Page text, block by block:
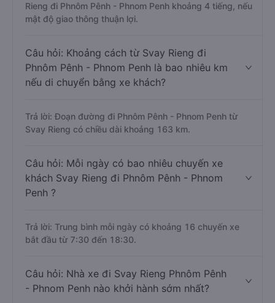
Rieng đi Phnôm Pênh - Phnom Penh khoảng 4 tiếng, nếu
mật độ giao thông thuận lợi.
Câu hỏi: Khoảng cách từ Svay Rieng đi
Phnôm Pênh - Phnom Penh là bao nhiêu km
nếu di chuyển bằng xe khách?
Trả lời: Đoạn đường đi Phnôm Pênh - Phnom Penh từ
Svay Rieng có chiều dài khoảng 163 km.
Câu hỏi: Mỗi ngày có bao nhiêu chuyến xe
khách Svay Rieng đi Phnôm Pênh - Phnom
Penh ?
Trả lời: Trung bình mỗi ngày có khoảng 16 chuyến xe
bắt đầu từ 7:30 đến 18:30.
Câu hỏi: Nhà xe đi Svay Rieng Phnôm Pênh
- Phnom Penh nào khởi hành sớm nhất?